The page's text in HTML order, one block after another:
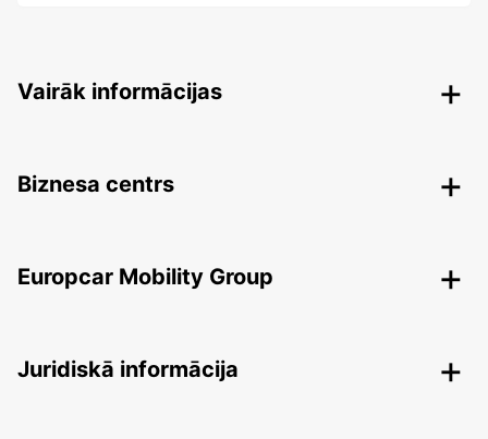
Vairāk informācijas
Biznesa centrs
Europcar Mobility Group
Juridiskā informācija